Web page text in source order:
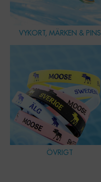
VYKORT, MÄRKEN & PINS
ÖVRIGT